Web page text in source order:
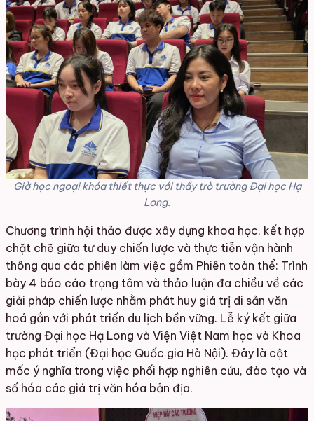
Giờ học ngoại khóa thiết thực với thầy trò trường Đại học Hạ
Long.
Chương trình hội thảo được xây dựng khoa học, kết hợp
chặt chẽ giữa tư duy chiến lược và thực tiễn vận hành
thông qua các phiên làm việc gồm Phiên toàn thể: Trình
bày 4 báo cáo trọng tâm và thảo luận đa chiều về các
giải pháp chiến lược nhằm phát huy giá trị di sản văn
hoá gắn với phát triển du lịch bền vững. Lễ ký kết giữa
trường Đại học Hạ Long và Viện Việt Nam học và Khoa
học phát triển (Đại học Quốc gia Hà Nội). Đây là cột
mốc ý nghĩa trong việc phối hợp nghiên cứu, đào tạo và
số hóa các giá trị văn hóa bản địa.